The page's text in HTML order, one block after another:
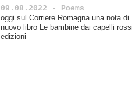
09.08.2022 - Poems
oggi sul Corriere Romagna una nota
nuovo libro Le bambine dai capelli
edizioni